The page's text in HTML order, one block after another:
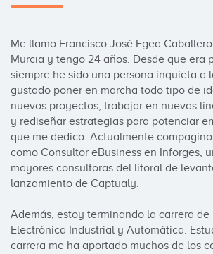
Me llamo Francisco José Egea
Murcia y tengo 24 años. Desde que era
siempre he sido una persona inquieta a
gustado poner en marcha todo tipo de
nuevos proyectos, trabajar en nuevas
y rediseñar estrategias para potenciar
que me dedico. Actualmente
como Consultor eBusiness en Inforges,
mayores consultoras del litoral de
lanzamiento de Captualy.
Además, estoy terminando la carrera de
Electrónica Industrial y Automática.
carrera me ha aportado muchos de los